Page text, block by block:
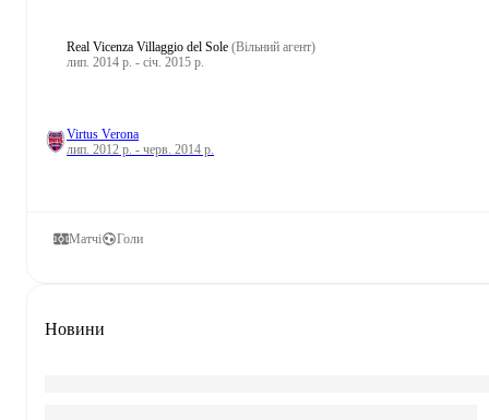
Real Vicenza Villaggio del Sole (Вільний агент)
лип. 2014 р. - січ. 2015 р.
Virtus Verona
лип. 2012 р. - черв. 2014 р.
Матчі Голи
Новини